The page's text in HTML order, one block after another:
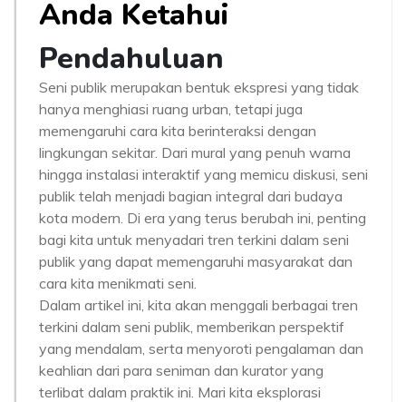
Anda Ketahui
Pendahuluan
Seni publik merupakan bentuk ekspresi yang tidak
hanya menghiasi ruang urban, tetapi juga
memengaruhi cara kita berinteraksi dengan
lingkungan sekitar. Dari mural yang penuh warna
hingga instalasi interaktif yang memicu diskusi, seni
publik telah menjadi bagian integral dari budaya
kota modern. Di era yang terus berubah ini, penting
bagi kita untuk menyadari tren terkini dalam seni
publik yang dapat memengaruhi masyarakat dan
cara kita menikmati seni.
Dalam artikel ini, kita akan menggali berbagai tren
terkini dalam seni publik, memberikan perspektif
yang mendalam, serta menyoroti pengalaman dan
keahlian dari para seniman dan kurator yang
terlibat dalam praktik ini. Mari kita eksplorasi